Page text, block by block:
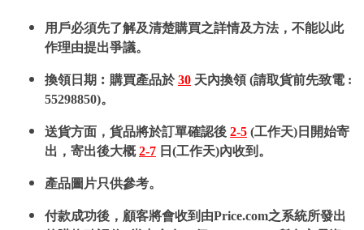
用戶必須先了解及清楚購買之詳情及方法，不能以此
作理由提出爭議。
換領日期︰購買產品於30 天內換領 (請取貨前先致電 :
55298850)。
送貨方面，貨品將於訂單確認後 2-5 (工作天)日開始寄
出，寄出後大概2-7 日(工作天)內收到。
產品圖片只供參考。
付款成功後，顧客將會收到由Price.com之系統所發出